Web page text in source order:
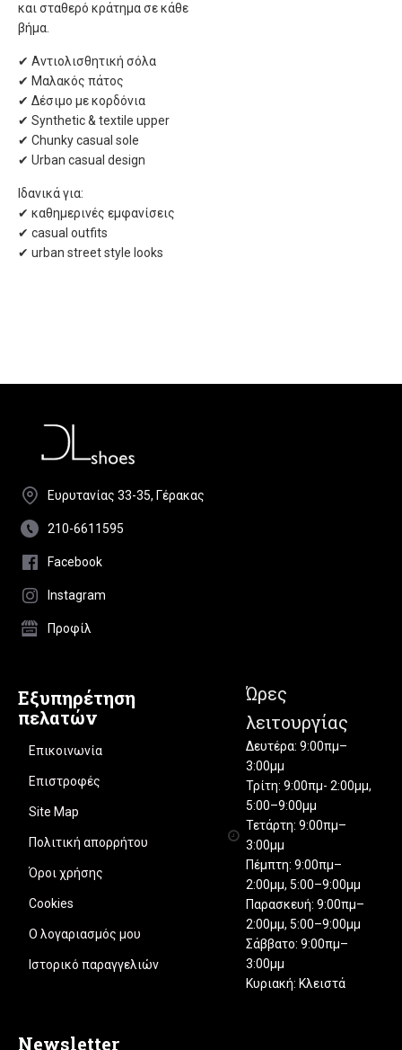
και σταθερό κράτημα σε κάθε
βήμα.
✔ Αντιολισθητική σόλα
✔ Μαλακός πάτος
✔ Δέσιμο με κορδόνια
✔ Synthetic & textile upper
✔ Chunky casual sole
✔ Urban casual design
Ιδανικά για:
✔ καθημερινές εμφανίσεις
✔ casual outfits
✔ urban street style looks
Ευρυτανίας 33-35, Γέρακας
210-6611595
Facebook
Instagram
Προφίλ
Εξυπηρέτηση
πελατών
Επικοινωνία
Επιστροφές
Site Map
Πολιτική απορρήτου
Όροι χρήσης
Cookies
Ο λογαριασμός μου
Ιστορικό παραγγελιών
Ώρες
λειτουργίας
Δευτέρα: 9:00πμ–
3:00μμ
Τρίτη: 9:00πμ- 2:00μμ,
5:00–9:00μμ
Τετάρτη: 9:00πμ–
3:00μμ
Πέμπτη: 9:00πμ–
2:00μμ, 5:00–9:00μμ
Παρασκευή: 9:00πμ–
2:00μμ, 5:00–9:00μμ
Σάββατο: 9:00πμ–
3:00μμ
Κυριακή: Κλειστά
Newsletter